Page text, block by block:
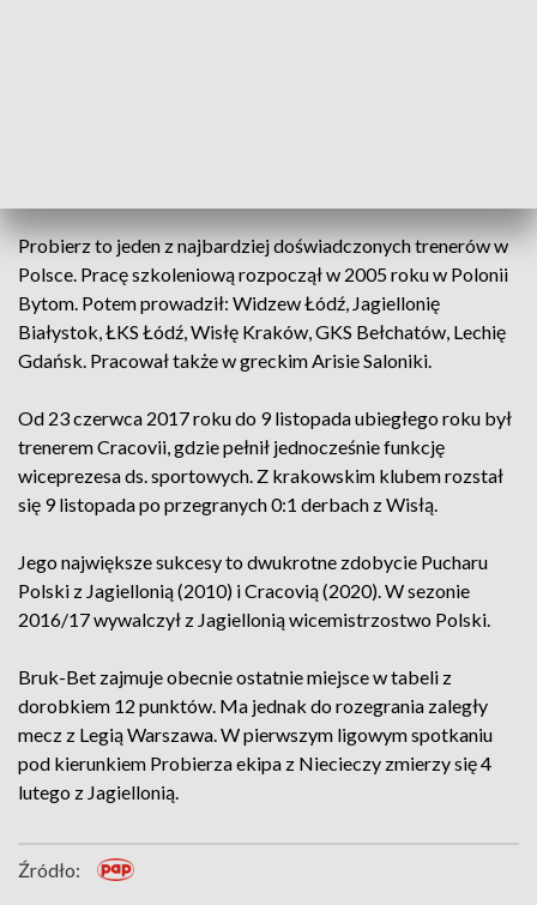
Probierz to jeden z najbardziej doświadczonych trenerów w
Polsce. Pracę szkoleniową rozpoczął w 2005 roku w Polonii
Bytom. Potem prowadził: Widzew Łódź, Jagiellonię
Białystok, ŁKS Łódź, Wisłę Kraków, GKS Bełchatów, Lechię
Gdańsk. Pracował także w greckim Arisie Saloniki.
Od 23 czerwca 2017 roku do 9 listopada ubiegłego roku był
trenerem Cracovii, gdzie pełnił jednocześnie funkcję
wiceprezesa ds. sportowych. Z krakowskim klubem rozstał
się 9 listopada po przegranych 0:1 derbach z Wisłą.
Jego największe sukcesy to dwukrotne zdobycie Pucharu
Polski z Jagiellonią (2010) i Cracovią (2020). W sezonie
2016/17 wywalczył z Jagiellonią wicemistrzostwo Polski.
Bruk-Bet zajmuje obecnie ostatnie miejsce w tabeli z
dorobkiem 12 punktów. Ma jednak do rozegrania zaległy
mecz z Legią Warszawa. W pierwszym ligowym spotkaniu
pod kierunkiem Probierza ekipa z Niecieczy zmierzy się 4
lutego z Jagiellonią.
Źródło: